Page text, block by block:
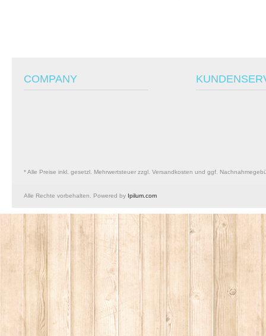
COMPANY
* Alle Preise inkl. gesetzl. Mehrwertsteuer zzgl. Versandkosten und ggf.
Alle Rechte vorbehalten. Powered by Ipilum.com